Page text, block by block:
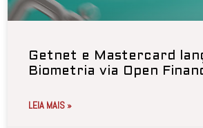
Getnet e Mastercard
Biometria via Open
LEIA MAIS »